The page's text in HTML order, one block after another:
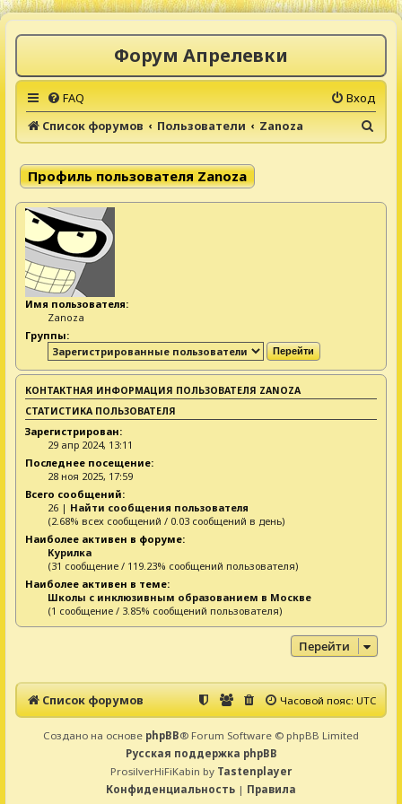
Форум Апрелевки
FAQ
Вход
Список форумов
Пользователи Zanoza
о
Профиль пользователя Zanoza
Имя пользователя:
Zanoza
Группы:
КОНТАКТНАЯ ИНФОРМАЦИЯ ПОЛЬЗОВАТЕЛЯ ZANOZA
СТАТИСТИКА ПОЛЬЗОВАТЕЛЯ
Зарегистрирован:
29 апр 2024, 13:11
Последнее посещение:
28 ноя 2025, 17:59
Всего сообщений:
26 | Найти сообщения пользователя
(2.68% всех сообщений / 0.03 сообщений в день)
Наиболее активен в форуме:
Курилка
(31 сообщение / 119.23% сообщений пользователя)
Наиболее активен в теме:
Школы с инклюзивным образованием в Москве
(1 сообщение / 3.85% сообщений пользователя)
Перейти
Список форумов Часовой пояс:UTC
Создано на основе phpBB® Forum Software © phpBB Limited
Русская поддержка phpBB
ProsilverHiFiKabin by Tastenplayer
Конфиденциальность | Правила